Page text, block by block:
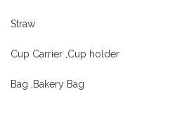
Straw
Cup Carrier ,Cup holder
Bag ,Bakery Bag